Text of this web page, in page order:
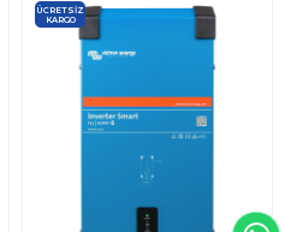
ÜCRETSIZ
KARGO